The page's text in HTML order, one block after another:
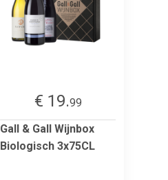
€ 19.99
Gall & Gall Wijnbox
Biologisch 3x75CL